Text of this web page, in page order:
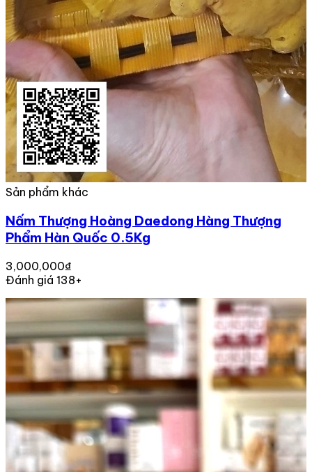
Sản phẩm khác
Nấm Thượng Hoàng Daedong Hàng Thượng
Phẩm Hàn Quốc 0.5Kg
3,000,000₫
Đánh giá 138+